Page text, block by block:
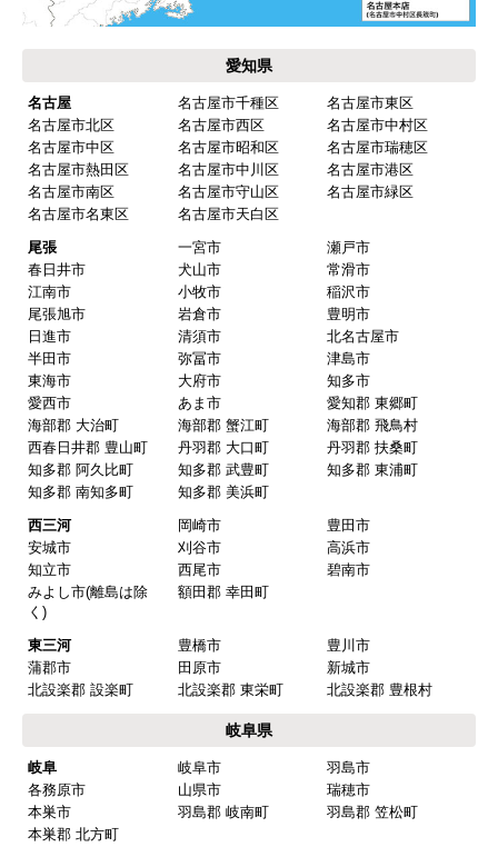
保証書に添付する工事店の証明もきちんと対応し
次に何か交換タイミングが来たら、一番の候補先
業者さんです。
ピングーヒサコさん
2025年10月30日 14:53
欲しい商品をスムーズに注文できましたか？
ショップからの連絡や対応は適切でしたか？
予定の期日までに商品が届きましたか？
商品の梱包は必要十分なものでしたか？
はい
【注文商品】換気扇・レンジフー
【このショップを選んだ理由は？】
た
【注文からどのくらいで届きましたか？】
愛知県
名古屋 名古屋市千種区
名古屋市東区
名古屋市北区
名古屋市西区
名古屋市中村区
名古屋市中区
名古屋市昭和区
名古屋市瑞穂区
名古屋市熱田区
名古屋市中川区
名古屋市港区
名古屋市南区
名古屋市守山区
名古屋市緑区
名古屋市名東区
名古屋市天白区
尾張
一宮市
瀬戸市
春日井市
犬山市
常滑市
江南市
小牧市
稲沢市
尾張旭市
岩倉市
豊明市
日進市
清須市
北名古屋市
半田市
弥冨市
津島市
東海市
大府市
知多市
愛西市
あま市
愛知郡 東郷町
海部郡 大治町
海部郡 蟹江町
海部郡 飛鳥村
西春日井郡 豊山町
丹羽郡 大口町
丹羽郡 扶桑町
知多郡 阿久比町
知多郡 武豊町
知多郡 東浦町
知多郡 南知多町
知多郡 美浜町
西三河
岡崎市
豊田市
安城市
刈谷市
高浜市
知立市
西尾市
碧南市
みよし市(離島は除
く)
額田郡 幸田町
東三河 豊橋市
豊川市
蒲郡市
田原市
新城市
北設楽郡 設楽町
北設楽郡 東栄町 北設楽郡 豊根村
岐阜県
岐阜 岐阜市
羽島市
各務原市
山県市
瑞穂市
本巣市
羽島郡 岐南町
羽島郡 笠松町
本巣郡 北方町